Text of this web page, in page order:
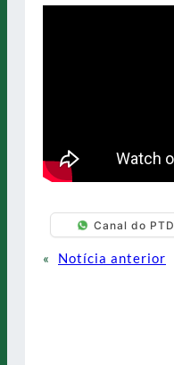
Canal do PTD
«
Notícia anterior